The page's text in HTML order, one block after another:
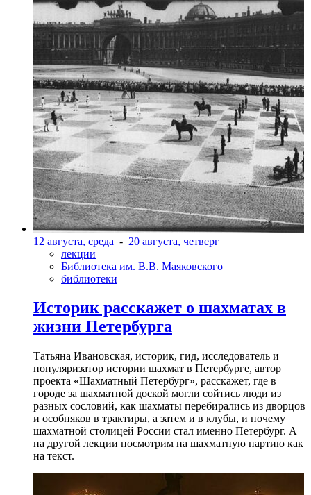
12 августа, среда - 20 августа, четверг
лекции
Библиотека им. В.В. Маяковского
библиотеки
Историк расскажет о шахматах в
жизни Петербурга
Татьяна Ивановская, историк, гид, исследователь и
популяризатор истории шахмат в Петербурге, автор
проекта «Шахматный Петербург», расскажет, где в
городе за шахматной доской могли сойтись люди из
разных сословий, как шахматы перебирались из дворцов
и особняков в трактиры, а затем и в клубы, и почему
шахматной столицей России стал именно Петербург. А
на другой лекции посмотрим на шахматную партию как
на текст.